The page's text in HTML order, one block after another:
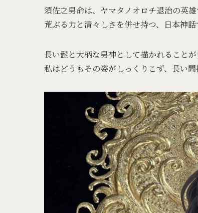
須佐之男命は、ヤマタノオロチ退治の英雄
荒ぶる力と清々しさを併せ持つ、日本神話
長い髭と大柄な男神として描かれることが
私はどうもその姿がしっくりこず、長い間